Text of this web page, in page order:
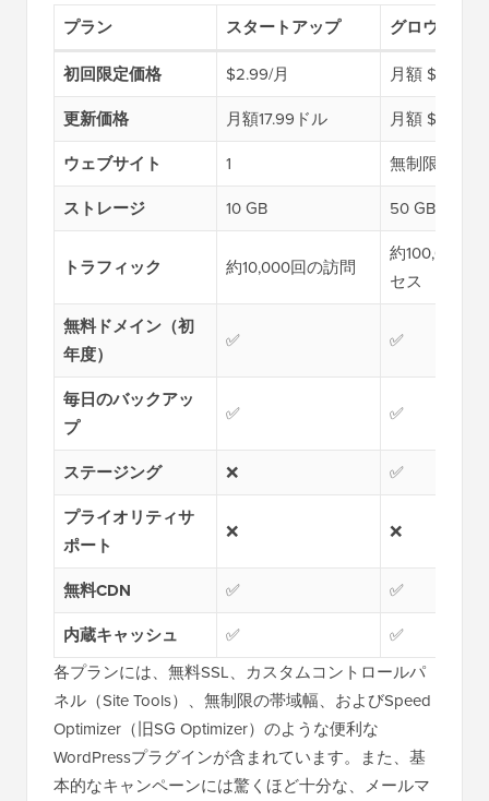
プラン スタートアップ
グロウビッグ
初回限定価格
$2.99/月
月額 $4.99
更新価格
月額17.99ドル
月額 $29.99
ウェブサイト
1
無制限
ストレージ
10 GB 50 GB
トラフィック 約10,000回の訪問
約100,000件
セス
無料ドメイン（初
年度）
✅ ✅
毎日のバックアッ
プ
✅ ✅
ステージング ❌
✅
プライオリティサ
ポート
❌ ❌
無料CDN ✅
✅
内蔵キャッシュ
✅
✅
各プランには、無料SSL、カスタムコントロールパ
ネル（Site Tools）、無制限の帯域幅、およびSpeed
Optimizer（旧SG Optimizer）のような便利な
WordPressプラグインが含まれています。また、基
本的なキャンペーンには驚くほど十分な、メールマ